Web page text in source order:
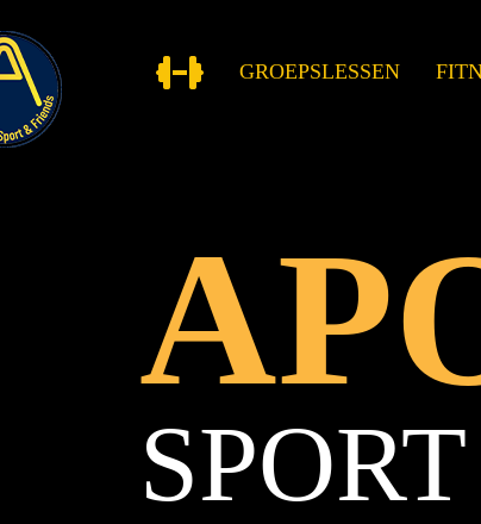
GROEPSLESSEN